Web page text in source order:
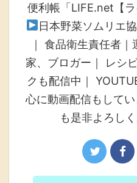
便利帳「LIFE.net【ラ
日本野菜ソムリエ
｜ 食品衛生責任者
家、ブロガー｜ レシ
クも配信中｜
心に動画配信もして
も是非よろし